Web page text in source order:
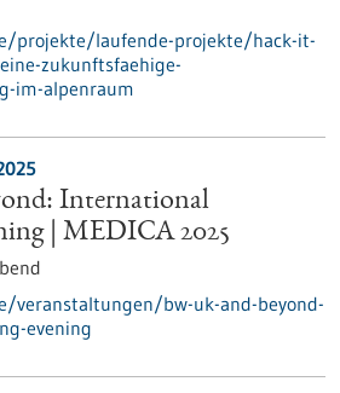
projekte/laufende-projekte/hack-it-
zukunftsfaehige-
im-alpenraum
International
| MEDICA 2025
veranstaltungen/bw-uk-and-beyond-
evening